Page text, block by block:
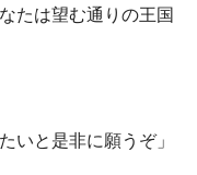
たは望む通りの王国
いと是非に願うぞ」